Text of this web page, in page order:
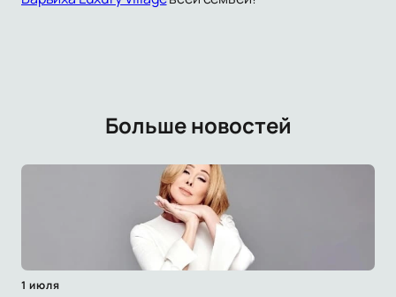
Больше новостей
1 июля